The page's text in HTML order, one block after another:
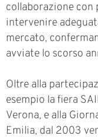
collaborazione
intervenire
mercato,
avviate lo scorso
Oltre alla
esempio la fiera
Verona, e alla
Emilia, dal 2003